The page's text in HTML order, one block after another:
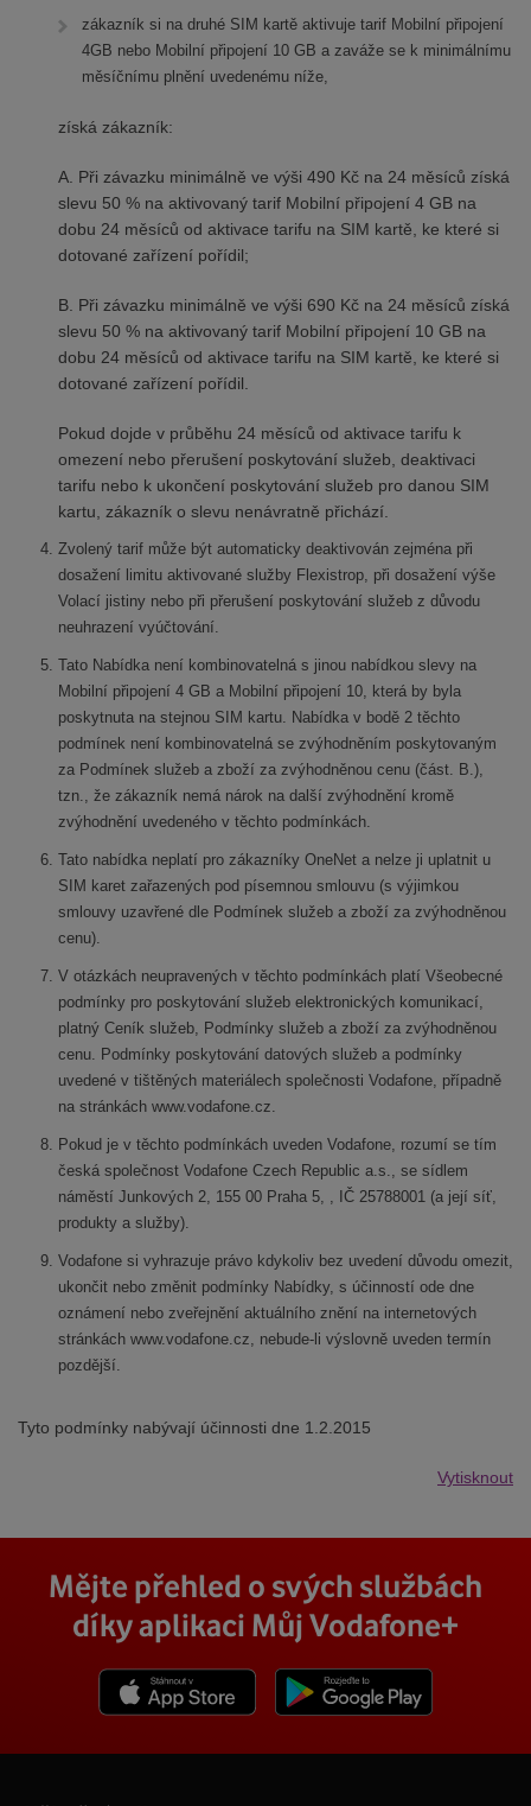
zákazník si na druhé SIM kartě aktivuje tarif Mobilní připojení
4GB nebo Mobilní připojení 10 GB a zaváže se k minimálnímu
měsíčnímu plnění uvedenému níže,
získá zákazník:
A. Při závazku minimálně ve výši 490 Kč na 24 měsíců získá
slevu 50 % na aktivovaný tarif Mobilní připojení 4 GB na
dobu 24 měsíců od aktivace tarifu na SIM kartě, ke které si
dotované zařízení pořídil;
B. Při závazku minimálně ve výši 690 Kč na 24 měsíců získá
slevu 50 % na aktivovaný tarif Mobilní připojení 10 GB na
dobu 24 měsíců od aktivace tarifu na SIM kartě, ke které si
dotované zařízení pořídil.
Pokud dojde v průběhu 24 měsíců od aktivace tarifu k
omezení nebo přerušení poskytování služeb, deaktivaci
tarifu nebo k ukončení poskytování služeb pro danou SIM
kartu, zákazník o slevu nenávratně přichází.
Zvolený tarif může být automaticky deaktivován zejména při
dosažení limitu aktivované služby Flexistrop, při dosažení výše
Volací jistiny nebo při přerušení poskytování služeb z důvodu
neuhrazení vyúčtování.
Tato Nabídka není kombinovatelná s jinou nabídkou slevy na
Mobilní připojení 4 GB a Mobilní připojení 10, která by byla
poskytnuta na stejnou SIM kartu. Nabídka v bodě 2 těchto
podmínek není kombinovatelná se zvýhodněním poskytovaným
za Podmínek služeb a zboží za zvýhodněnou cenu (část. B.),
tzn., že zákazník nemá nárok na další zvýhodnění kromě
zvýhodnění uvedeného v těchto podmínkách.
Tato nabídka neplatí pro zákazníky OneNet a nelze ji uplatnit u
SIM karet zařazených pod písemnou smlouvu (s výjimkou
smlouvy uzavřené dle Podmínek služeb a zboží za zvýhodněnou
cenu).
V otázkách neupravených v těchto podmínkách platí Všeobecné
podmínky pro poskytování služeb elektronických komunikací,
platný Ceník služeb, Podmínky služeb a zboží za zvýhodněnou
cenu. Podmínky poskytování datových služeb a podmínky
uvedené v tištěných materiálech společnosti Vodafone, případně
na stránkách www.vodafone.cz.
Pokud je v těchto podmínkách uveden Vodafone, rozumí se tím
česká společnost Vodafone Czech Republic a.s., se sídlem
náměstí Junkových 2, 155 00 Praha 5, , IČ 25788001 (a její síť,
produkty a služby).
Vodafone si vyhrazuje právo kdykoliv bez uvedení důvodu omezit,
ukončit nebo změnit podmínky Nabídky, s účinností ode dne
oznámení nebo zveřejnění aktuálního znění na internetových
stránkách www.vodafone.cz, nebude-li výslovně uveden termín
pozdější.
Tyto podmínky nabývají účinnosti dne 1.2.2015
Vytisknout
Mějte přehled o svých službách
díky aplikaci Můj Vodafone+